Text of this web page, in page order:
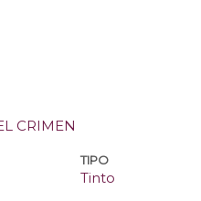
CRIMEN
TIPO
Tinto